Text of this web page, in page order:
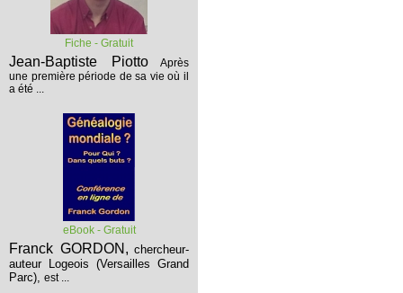
Fiche - Gratuit
Jean-Baptiste Piotto
Après
une première période de sa vie où il
a été ...
eBook - Gratuit
Franck GORDON, chercheur-
auteur Logeois (Versailles Grand
Parc), est ...